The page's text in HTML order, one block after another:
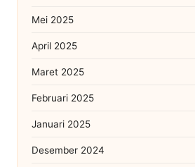
Mei 2025
April 2025
Maret 2025
Februari 2025
Januari 2025
Desember 2024